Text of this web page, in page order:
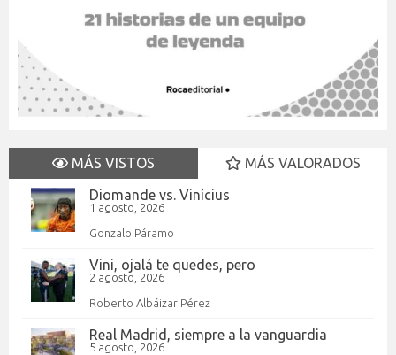
MÁS VISTOS
MÁS VALORADOS
Diomande vs. Vinícius
1 agosto, 2026
Gonzalo Páramo
Vini, ojalá te quedes, pero
2 agosto, 2026
Roberto Albáizar Pérez
Real Madrid, siempre a la vanguardia
5 agosto, 2026